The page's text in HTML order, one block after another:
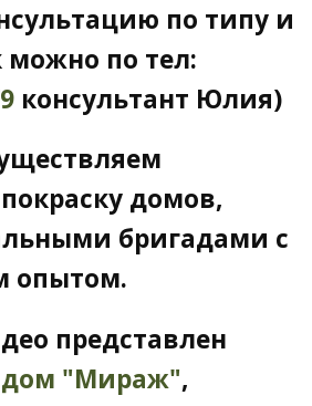
по типу и
можно по тел:
консультант Юлия)
домов,
бригадами с
опытом.
представлен
дом "Мираж",